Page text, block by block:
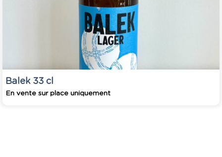
Balek 33 cl
En vente sur place uniquement